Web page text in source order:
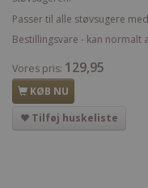
Passer til alle støvsugere
Bestillingsvare - kan normalt
Vores pris: 129,95
KØB NU
Tilføj huskeliste